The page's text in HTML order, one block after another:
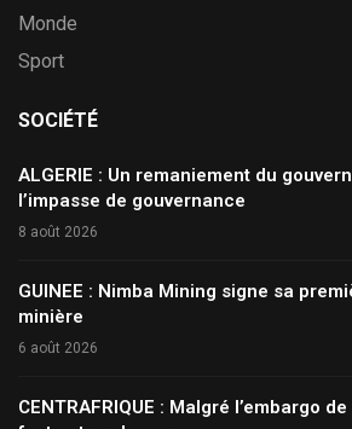
Monde
Sport
SOCIÉTÉ
ALGERIE : Un remaniement du
l’impasse de gouvernance
8 août 2026
GUINEE : Nimba Mining signe sa
minière
6 août 2026
CENTRAFRIQUE : Malgré l’embargo